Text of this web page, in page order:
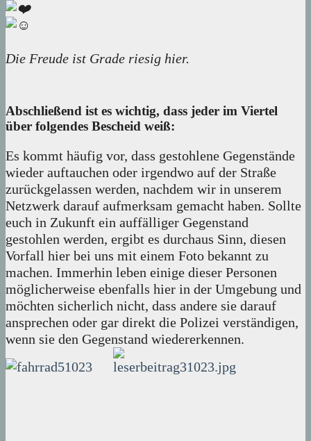
Die Freude ist Grade riesig hier.
Abschließend ist es wichtig, dass jeder im Viertel
über folgendes Bescheid weiß:
Es kommt häufig vor, dass gestohlene Gegenstände
wieder auftauchen oder irgendwo auf der Straße
zurückgelassen werden, nachdem wir in unserem
Netzwerk darauf aufmerksam gemacht haben. Sollte
euch in Zukunft ein auffälliger Gegenstand
gestohlen werden, ergibt es durchaus Sinn, diesen
Vorfall hier bei uns mit einem Foto bekannt zu
machen. Immerhin leben einige dieser Personen
möglicherweise ebenfalls hier in der Umgebung und
möchten sicherlich nicht, dass andere sie darauf
ansprechen oder gar direkt die Polizei verständigen,
wenn sie den Gegenstand wiedererkennen.